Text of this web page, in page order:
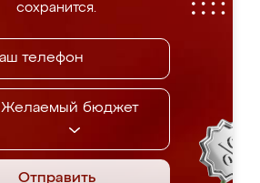
сохранится.
Желаемый бюджет
Отправить